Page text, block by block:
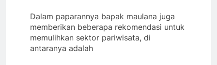
Dalam paparannya bapak maulana juga
memberikan beberapa rekomendasi untuk
memulihkan sektor pariwisata, di
antaranya adalah